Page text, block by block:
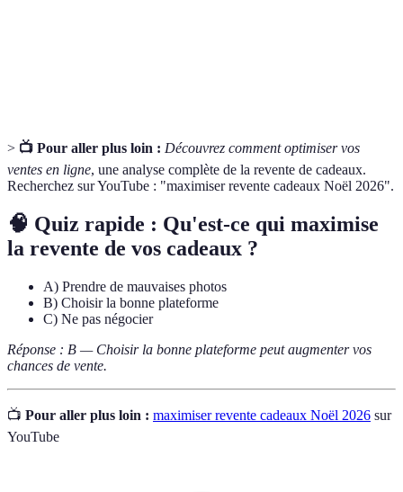
> 📺 Pour aller plus loin : Découvrez comment optimiser vos
ventes en ligne, une analyse complète de la revente de cadeaux.
Recherchez sur YouTube : "maximiser revente cadeaux Noël 2026".
🧠 Quiz rapide : Qu'est-ce qui maximise
la revente de vos cadeaux ?
A) Prendre de mauvaises photos
B) Choisir la bonne plateforme
C) Ne pas négocier
Réponse : B — Choisir la bonne plateforme peut augmenter vos
chances de vente.
📺 Pour aller plus loin : maximiser revente cadeaux Noël 2026 sur
YouTube